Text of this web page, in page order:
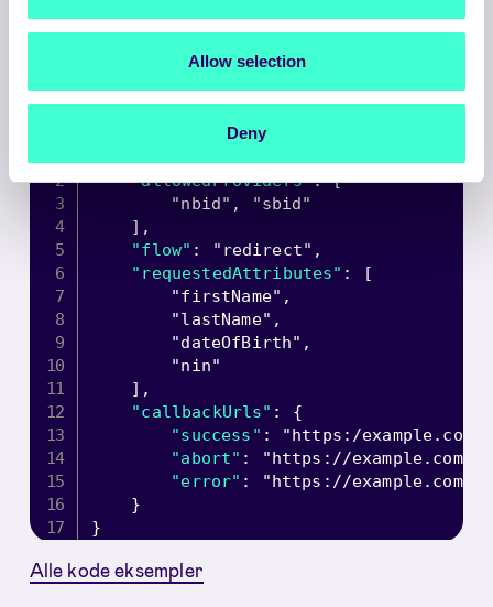
Allow selection
Deny
"allowedProviders": [
"nbid" ,
"sbid"
] ,
"flow" : "redirect" ,
"requestedAttributes" :
[
"firstName" ,
"lastName" ,
"dateOfBirth" ,
"nin"
] ,
"callbackUrls" :
{
"success" :
"https:/example.com/
"abort" :
"https://example.com/
"error" :
"https://example.com/
}
}
Alle kode eksempler
Byg autentificeringsløsninger med
udviklervenlige API'er